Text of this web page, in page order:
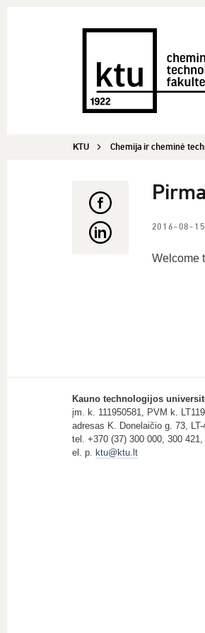
KTU Chemija ir cheminė
2016-08-15
Welcome
Kauno technologijos
įm. k. 111950581, PVM k.
adresas K. Donelaičio g. 73,
tel. +370 (37) 300 000, 300
el. p. ktu@ktu.lt